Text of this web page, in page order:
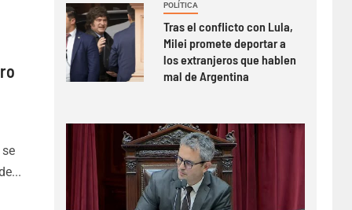
POLÍTICA
Tras el conflicto con Lula,
Milei promete deportar a
los extranjeros que hablen
mal de Argentina